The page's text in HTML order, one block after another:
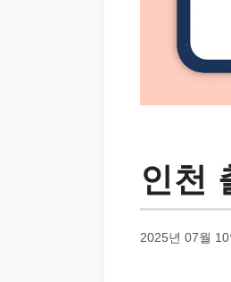
인천
2025년 07월 10